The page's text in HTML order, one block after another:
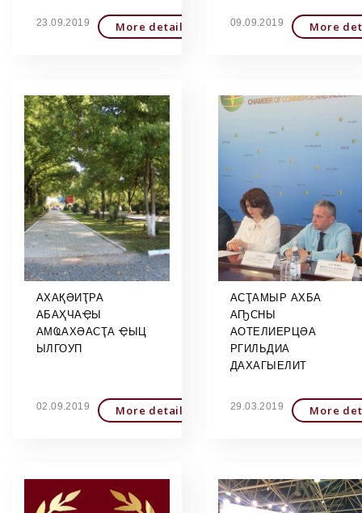
23.09.2019 More detailed 09.09.2019 More
АХАҚӘИҬРА
АБАҲЧАҾЫ
АМҨАХӘАСҬА ҾЫЦ
ЫЛГОУП
02.09.2019 More detailed
АСҬАМЫР АХБА
АҦСНЫ
АОТЕЛИЕРЦӘА
РГИЛЬДИА
ДАХАГЫЕЛИТ
29.03.2019 More